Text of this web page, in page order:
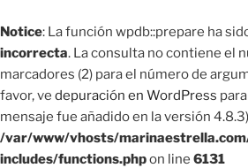
Notice: La función wpdb::prepare ha
incorrecta. La consulta no contiene el
marcadores (2) para el número de
favor, ve depuración en WordPress
mensaje fue añadido en la versión
/var/www/vhosts/
includes/functions.phpon line 6131